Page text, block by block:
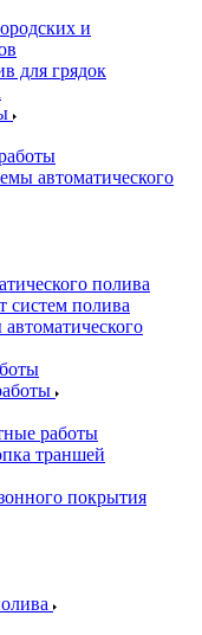
и
для грядок
автоматического
полива
систем полива
работы
траншей
покрытия